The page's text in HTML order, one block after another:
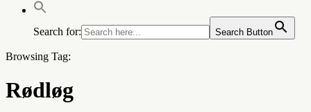
Search for: Search Button
Browsing Tag:
Rødløg